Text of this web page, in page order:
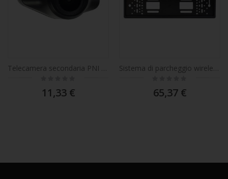
11,33 € 65,37 €